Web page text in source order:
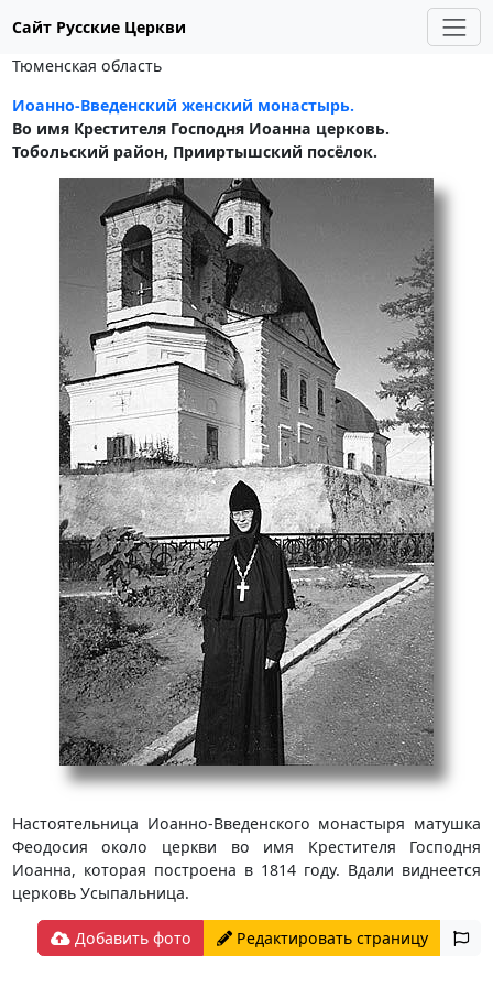
Сайт Русские Церкви
Тюменская область
Иоанно-Введенский женский монастырь.
Во имя Крестителя Господня Иоанна церковь.
Тобольский район, Прииртышский посёлок.
Настоятельница Иоанно-Введенского монастыря матушка
Феодосия около церкви во имя Крестителя Господня
Иоанна, которая построена в 1814 году. Вдали виднеется
церковь Усыпальница.
Добавить фото Редактировать страницу